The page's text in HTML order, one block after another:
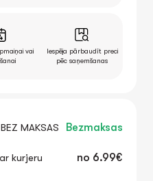
vai
Iespēja pārbaudīt preci
pēc saņemšanas
MAKSAS Bezmaksas
kurjeru no 6.99€